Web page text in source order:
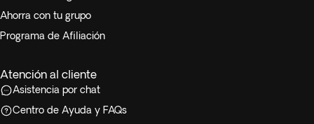
Ahorra con tu grupo
Programa de Afiliación
Atención al cliente
Asistencia por chat
Centro de Ayuda y FAQs